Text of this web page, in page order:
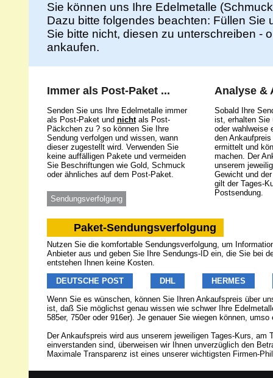
Sie können uns Ihre Edelmetalle
Dazu bitte folgendes beachten: Füllen Sie
Sie bitte nicht, diesen zu unterschreiben -
ankaufen.
Immer als Post-Paket ...
Senden Sie uns Ihre Edelmetalle immer
als Post-Paket und nichtals Post-
Päckchen zu ? so können Sie Ihre
Sendung verfolgen und wissen, wann
dieser zugestellt wird. Verwenden Sie
keine auffälligen Pakete und vermeiden
Sie Beschriftungen wie Gold, Schmuck
oder ähnliches auf dem Post-Paket.
Sendungsverfolgung
Analyse &
Sobald Ihre
ist, erhalten Sie
oder wahlweise
den
ermittelt und
machen. Der
unserem
Gewicht und
gilt der Tages-
Postsendung.
Paket-Sendungsverfolgung
Nutzen Sie die komfortable Sendungsverfolgung, um
Anbieter aus und geben Sie Ihre Sendungs-ID ein, die Sie bei
entstehen Ihnen keine Kosten.
DEUTSCHE POST
DHL
HERMES
Wenn Sie es wünschen, können Sie Ihren Ankaufspreis über
ist, daß Sie möglichst genau wissen wie schwer Ihre
585er, 750er oder 916er). Je genauer Sie wiegen können,
Der Ankaufspreis wird aus unserem jeweiligen Tages-Kurs,
einverstanden sind, überweisen wir Ihnen unverzüglich den
Maximale Transparenz ist eines unserer wichtigsten Firmen-